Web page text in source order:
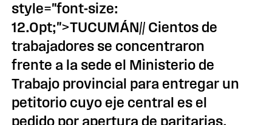
style="font-size:
12.0pt;">TUCUMÁN// Cientos de
trabajadores se concentraron
frente a la sede el Ministerio de
Trabajo provincial para entregar un
petitorio cuyo eje central es el
pedido por apertura de paritarias.